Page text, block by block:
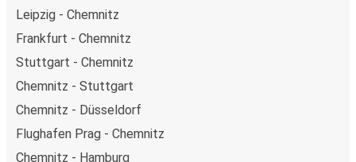
Leipzig - Chemnitz
Frankfurt - Chemnitz
Stuttgart - Chemnitz
Chemnitz - Stuttgart
Chemnitz - Düsseldorf
Flughafen Prag - Chemnitz
Chemnitz - Hamburg